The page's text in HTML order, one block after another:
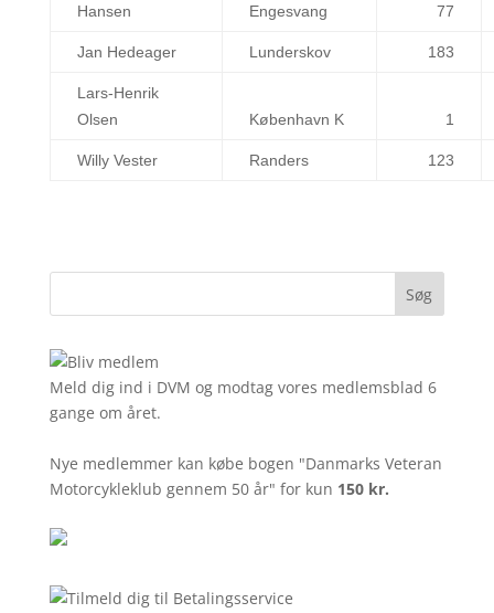
Hansen
Engesvang 77
Jan Hedeager Lunderskov 183
Lars-Henrik
Olsen
København K 1
Willy Vester Randers 123
Meld dig ind i DVM og modtag vores medlemsblad 6
gange om året.
Nye medlemmer kan købe bogen "Danmarks Veteran
Motorcykleklub gennem 50 år" for kun 150 kr.